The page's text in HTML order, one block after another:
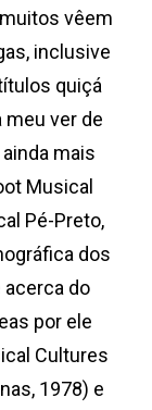
vêem
inclusive
quiçá
ver de
mais
Musical
Pé-Preto,
dos
do
por ele
Cultures
1978) e